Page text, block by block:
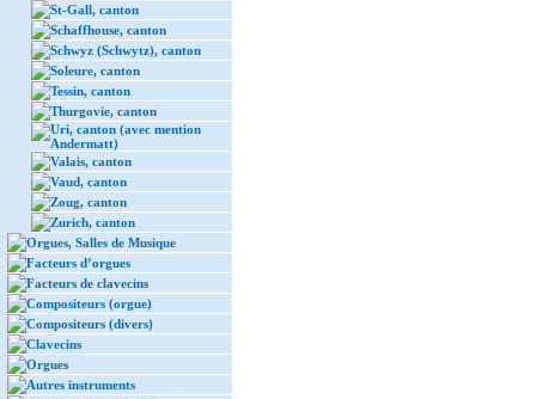
St-Gall, canton
Schaffhouse, canton
Schwyz (Schwytz), canton
Soleure, canton
Tessin, canton
Thurgovie, canton
Uri, canton (avec mention
Andermatt)
Valais, canton
Vaud, canton
Zoug, canton
Zurich, canton
Orgues, Salles de Musique
Facteurs d’orgues
Facteurs de clavecins
Compositeurs (orgue)
Compositeurs (divers)
Clavecins
Orgues
Autres instruments